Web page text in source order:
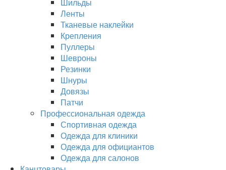
Ленты
Тканевые наклейки
Крепления
Пуллеры
Шевроны
Резинки
Шнуры
Довязы
Патчи
Профессиональная одежда
Спортивная одежда
Одежда для клиники
Одежда для официантов
Одежда для салонов